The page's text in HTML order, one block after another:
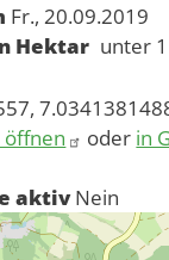
Fr., 20.09.2019
Hektar unter 1
öffnen
oder in
aktiv Nein